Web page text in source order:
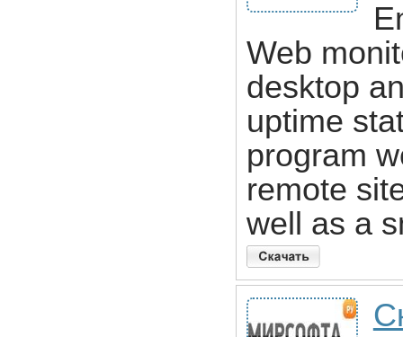
Web
desktop
uptime
program
remote
well as a